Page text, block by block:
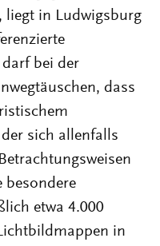
liegt in Ludwigsburg
bei der
dass
sich allenfalls
besondere
etwa 4.000
in